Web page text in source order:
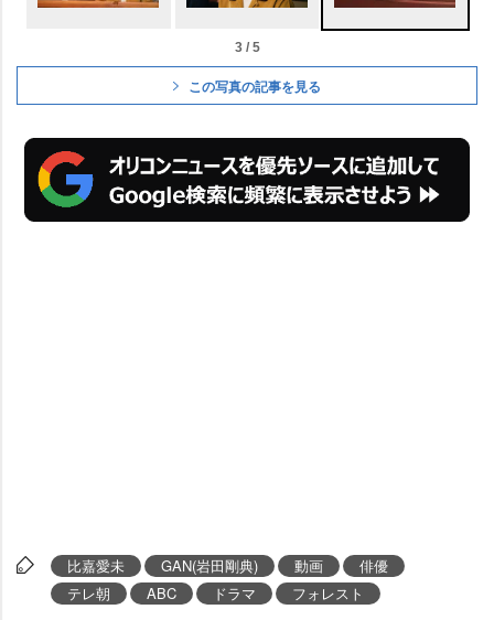
3 / 5
この写真の記事を見る
比嘉愛未 GAN(岩田剛典) 動画
俳優
テレ朝
ABC ドラマ フォレスト